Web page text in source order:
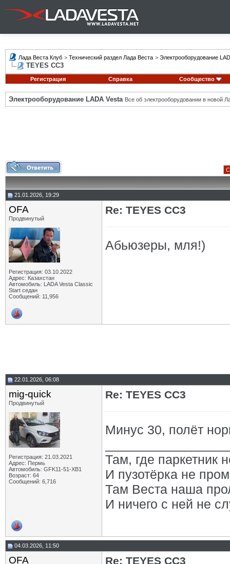
Лада Веста Клуб > Технический раздел Лада Веста > Электрооборудование
TEYES CC3
Регистрация Справка Сообщество
Электрооборудование LADA Vesta Все об электрооборудовании в новой
21.01.2026, 19:29
OFA
Продвинутый
Регистрация: 03.10.2022
Адрес: Казахстан
Автомобиль: LADA Vesta Classic
Start седан
Сообщений: 11,956
Re: TEYES CC3
Абьюзеры, мля!)
22.01.2026, 06:08
mig-quick
Продвинутый
Регистрация: 21.03.2021
Адрес: Пермь
Автомобиль: GFK11-51-ХВ1
Возраст: 64
Сообщений: 6,716
Re: TEYES CC3
Минус 30, полёт
Там, где паркетник
И пузотёрка не
Там Веста наша
И ничего с ней не
04.03.2026, 11:50
OFA Re: TEYES CC3